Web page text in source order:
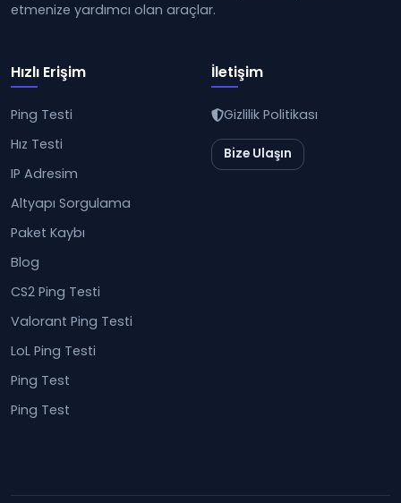
etmenize yardımcı olan araçlar.
Hızlı Erişim
Ping Testi
Hız Testi
IP Adresim
Altyapı Sorgulama
Paket Kaybı
Blog
CS2 Ping Testi
Valorant Ping Testi
LoL Ping Testi
Ping Test
Ping Test
İletişim
Gizlilik Politikası
Bize Ulaşın